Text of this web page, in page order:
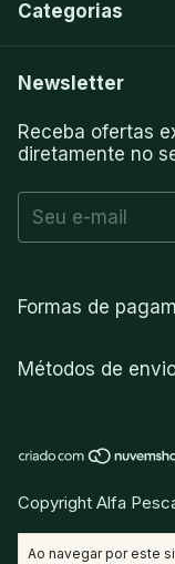
Ao navegar por este
Categorias
Newsletter
Receba ofertas
diretamente no
Formas de
Métodos de
Copyright Alfa